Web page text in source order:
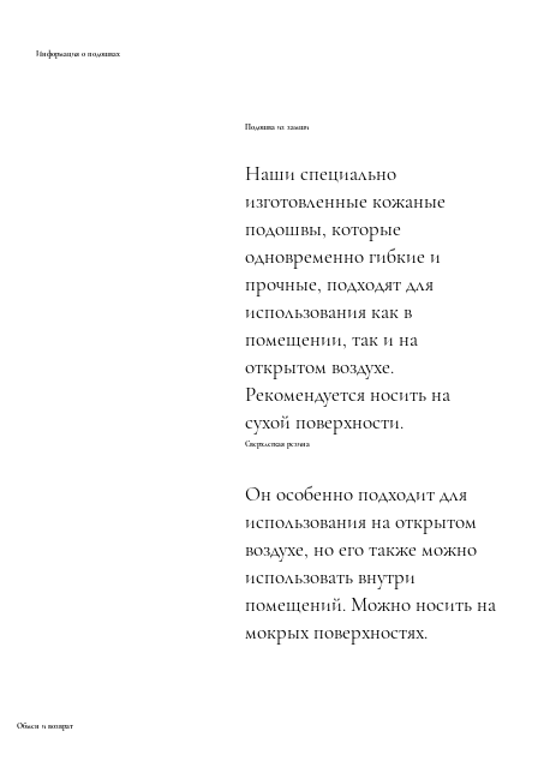
Информация о подошвах
Подошва из замши
Сверхлегкая резина
Обмен и возврат
Он особенно подходит для
использования на открытом
воздухе, но его также можно
использовать внутри
помещений. Можно носить на
мокрых поверхностях.
Наши специально
изготовленные кожаные
подошвы, которые
одновременно гибкие и
прочные, подходят для
использования как в
помещении, так и на
открытом воздухе.
Рекомендуется носить на
сухой поверхности.